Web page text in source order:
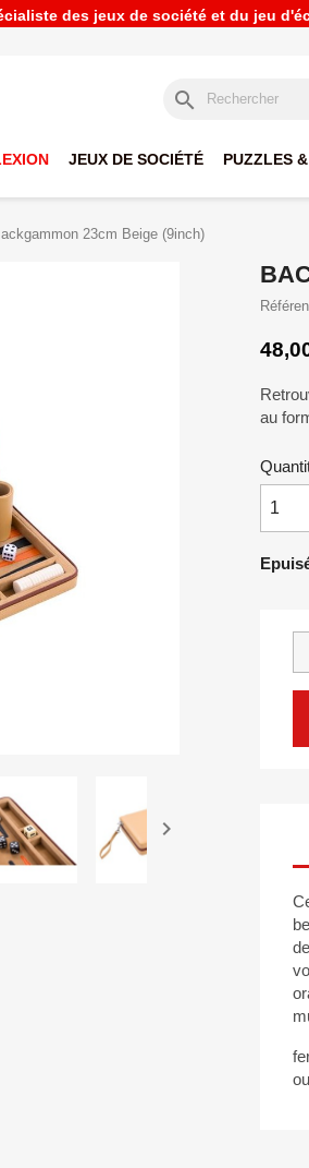
des jeux de société et du jeu
search
JEUX DE SOCIÉTÉ PUZZLES
23cm Beige (9inch)

au